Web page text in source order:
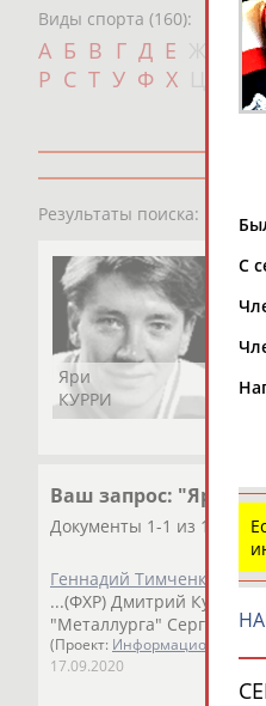
Виды спорта (160):
А Б В Г Д Е И
Р С Т У Ф Х Ш
Результаты поиска:
Яри
КУРРИ
Ваш запрос: "Яри
Документы 1-1 из 1
Геннадий Тимченко
...(ФХР) Дмитрий
"Металлурга" Сергей...
(Проект: Информационное
17.09.2020
С